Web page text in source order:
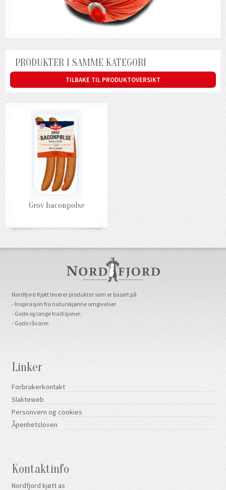
PRODUKTER I SAMME KATEGORI
TILBAKE TIL PRODUKTOVERSIKT
Grov baconpolse
Nordfjord Kjøtt leverer produkter som er basert på
- Inspirasjon fra naturskjønne omgivelser.
- Gode og lange tradisjoner.
- Gode råvarer.
Linker
Forbrukerkontakt
Slakteweb
Personvern og cookies
Åpenhetsloven
Kontaktinfo
Nordfjord kjøtt as